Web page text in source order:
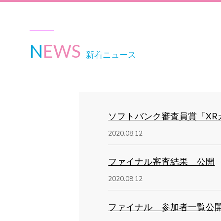
NEWS 新着ニュース
ソフトバンク審査員賞「
2020.08.12
ファイナル審査結果 公開
2020.08.12
ファイナル 参加者一覧公